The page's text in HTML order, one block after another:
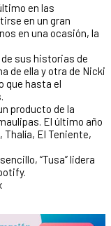
en las
en un gran
en una ocasión, la
sus historias de
de ella y otra de Nicki
que hasta el
producto de la
El último año
Thalía, El Teniente,
“Tusa” lidera